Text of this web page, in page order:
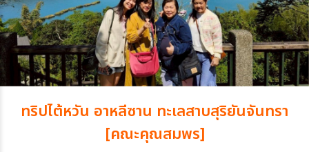
ทริปไต้หวัน อาหลีซาน ทะเลสาบสุริยันจันทรา
[คณะคุณสมพร]